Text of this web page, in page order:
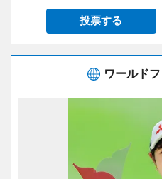
投票する
ワールド